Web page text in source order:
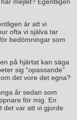
är att vi
ofta vi själva tar
bedömningar som
på hjärtat kan säga
sig “opassande”
det vore det egna?
år sedan som
för mig. En
det var att vi gjorde